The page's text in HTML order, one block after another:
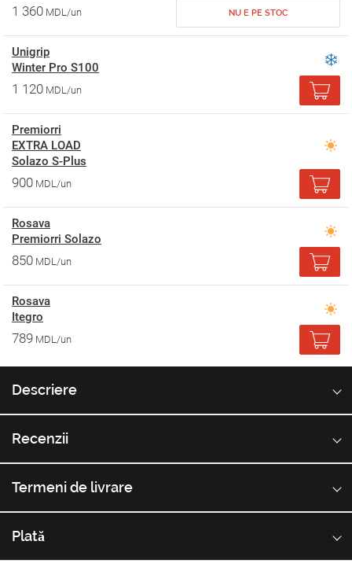
1 360 MDL/un NU E PE STOC
Unigrip
Winter Pro S100
1 120 MDL/un
Premiorri
EXTRA LOAD
Solazo S-Plus
900 MDL/un
Rosava
Premiorri Solazo
850 MDL/un
Rosava
Itegro
789 MDL/un
Descriere
Recenzii
Termeni de livrare
Plată